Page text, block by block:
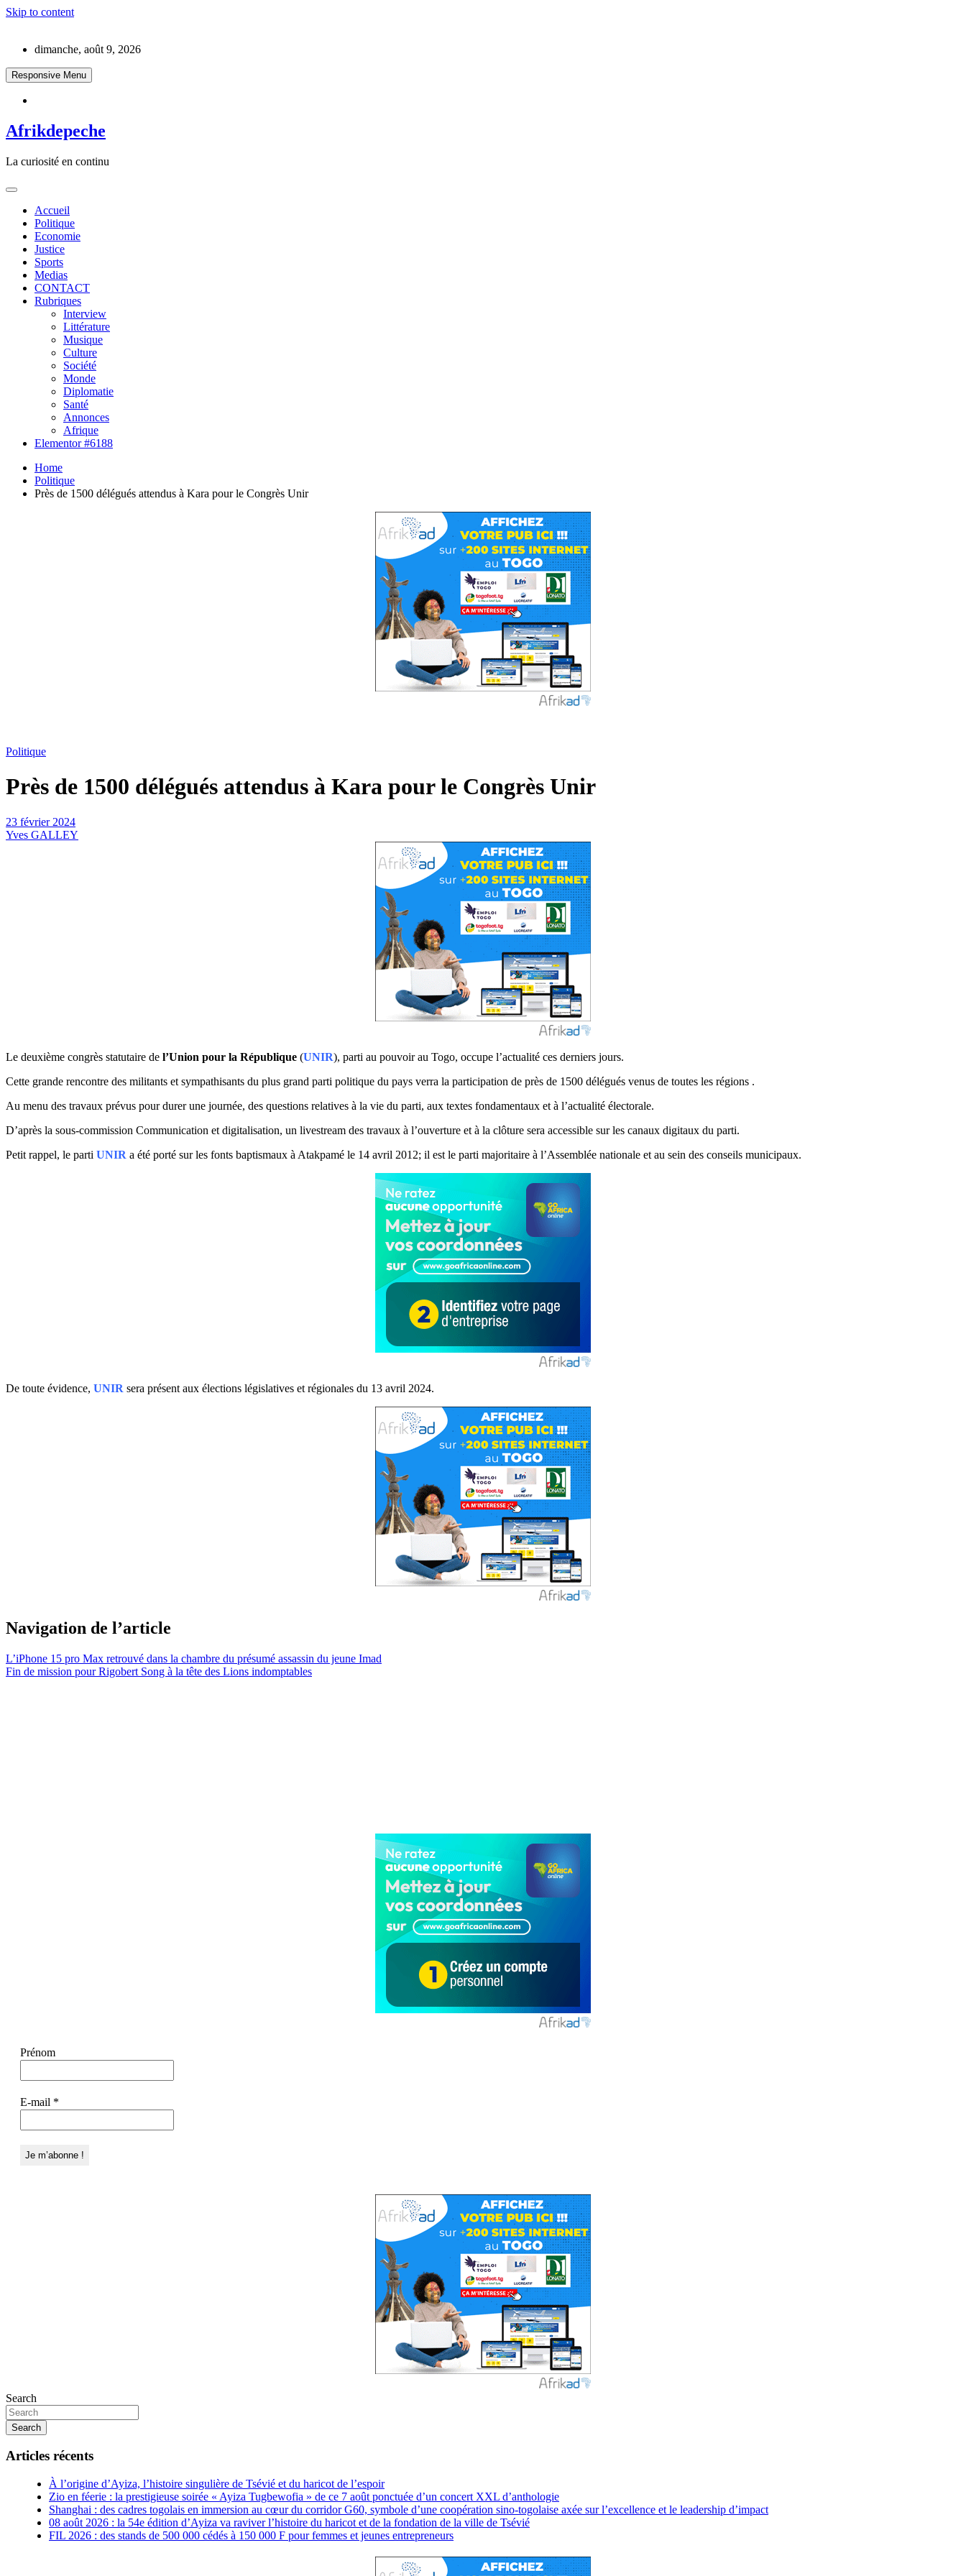
Skip to content
dimanche, août 9, 2026
Responsive Menu
Afrikdepeche
La curiosité en continu
Accueil
Politique
Economie
Justice
Sports
Medias
CONTACT
Rubriques
Interview
Littérature
Musique
Culture
Société
Monde
Diplomatie
Santé
Annonces
Afrique
Elementor #6188
Home
Politique
Près de 1500 délégués attendus à Kara pour le Congrès Unir
Politique
Près de 1500 délégués attendus à Kara pour le Congrès Unir
23 février 2024
Yves GALLEY
Le deuxième congrès statutaire de l’Union pour la République (UNIR), parti au pouvoir au Togo, occupe l’actualité ces derniers jours.
Cette grande rencontre des militants et sympathisants du plus grand parti politique du pays verra la participation de près de 1500 délégués venus de toutes les régions .
Au menu des travaux prévus pour durer une journée, des questions relatives à la vie du parti, aux textes fondamentaux et à l’actualité électorale.
D’après la sous-commission Communication et digitalisation, un livestream des travaux à l’ouverture et à la clôture sera accessible sur les canaux digitaux du parti.
Petit rappel, le parti UNIR a été porté sur les fonts baptismaux à Atakpamé le 14 avril 2012; il est le parti majoritaire à l’Assemblée nationale et au sein des conseils municipaux.
De toute évidence, UNIR sera présent aux élections législatives et régionales du 13 avril 2024.
Navigation de l’article
L’iPhone 15 pro Max retrouvé dans la chambre du présumé assassin du jeune Imad
Fin de mission pour Rigobert Song à la tête des Lions indomptables
Prénom
E-mail *
Search
Search
Articles récents
À l’origine d’Ayiza, l’histoire singulière de Tsévié et du haricot de l’espoir
Zio en féerie : la prestigieuse soirée « Ayiza Tugbewofia » de ce 7 août ponctuée d’un concert XXL d’anthologie
Shanghai : des cadres togolais en immersion au cœur du corridor G60, symbole d’une coopération sino-togolaise axée sur l’excellence et le leadership d’impact
08 août 2026 : la 54e édition d’Ayiza va raviver l’histoire du haricot et de la fondation de la ville de Tsévié
FIL 2026 : des stands de 500 000 cédés à 150 000 F pour femmes et jeunes entrepreneurs